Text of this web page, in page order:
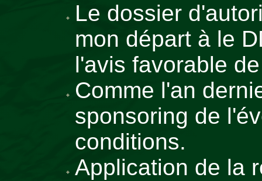
Le dossier
mon départ à le
l'avis favorable
Comme l'an
sponsoring de
conditions.
Application de la